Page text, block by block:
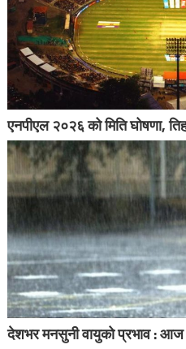
एनपीएल २०२६ को मिति घोषणा,
देशभर मनसुनी वायुको प्रभाव : आज